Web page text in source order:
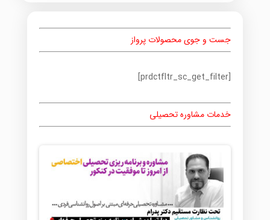
جست و جوی محصولات پرواز
[prdctfltr_sc_get_filter]
خدمات مشاوره تحصیلی